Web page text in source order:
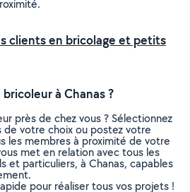
clients en bricolage et petits
à Chanas ?
près de chez vous ? Sélectionnez
votre choix ou postez votre
les membres à proximité de votre
met en relation avec tous les
et particuliers, à Chanas, capables
pour réaliser tous vos projets !